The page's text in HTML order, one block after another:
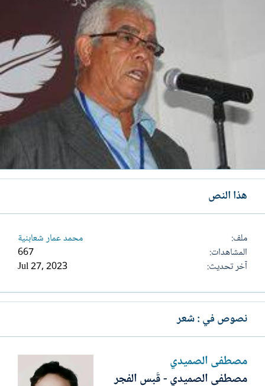
هذا النص
ملف
محمد عمار شعابنية
المشاهدات
667
آخر تحديث
Jul 27, 2023
نصوص في : شعر
مصطفى الصميدي
مصطفى الصميدي - قَبس الفجر